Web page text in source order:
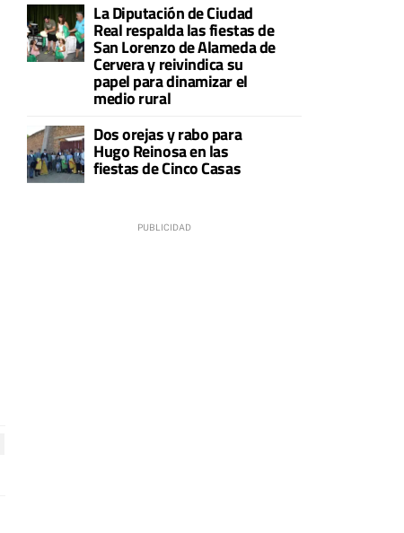
La Diputación de Ciudad
Real respalda las fiestas de
San Lorenzo de Alameda de
Cervera y reivindica su
papel para dinamizar el
medio rural
Dos orejas y rabo para
Hugo Reinosa en las
fiestas de Cinco Casas